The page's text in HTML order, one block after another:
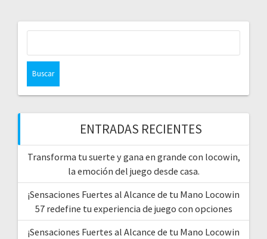
ENTRADAS RECIENTES
Transforma tu suerte y gana en grande con locowin,
la emoción del juego desde casa.
¡Sensaciones Fuertes al Alcance de tu Mano Locowin
57 redefine tu experiencia de juego con opciones
¡Sensaciones Fuertes al Alcance de tu Mano Locowin